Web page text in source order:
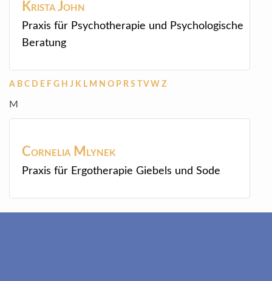
KristaJohn
Praxis für Psychotherapie und Psychologische
Beratung
A B C D E F G H J K L M N O P R S V W Z
M
Cornelia Mlynek
Praxis für Ergotherapie Giebels und Sode